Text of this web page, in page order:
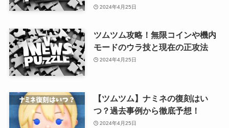
2024年4月25日
ツムツム攻略！無限コインや機内
モードのウラ技と現在の正攻法
2024年4月25日
【ツムツム】ナミネの復刻はい
つ？過去事例から徹底予想！
2024年4月25日